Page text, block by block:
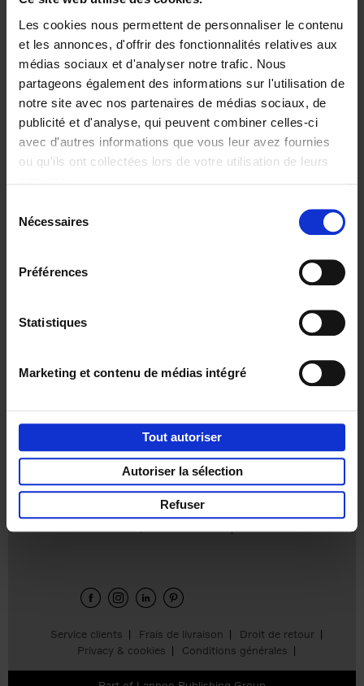
Les cookies nous permettent de personnaliser le contenu
et les annonces, d'offrir des fonctionnalités relatives aux
médias sociaux et d'analyser notre trafic. Nous
partageons également des informations sur l'utilisation de
notre site avec nos partenaires de médias sociaux, de
publicité et d'analyse, qui peuvent combiner celles-ci
avec d'autres informations que vous leur avez fournies
ou qu'ils ont collectées lors de votre utilisation de leurs
Nécessaires
Préférences
Statistiques
Marketing et contenu de médias intégré
Tout autoriser
Autoriser la sélection
Refuser
Digital marketing like a PRO -
completely revised edition
Clo Willaerts
Couverture souple
2022 226
€35,50
Content Marketing like a
Ajouter au panier
Service clients Frais de livraison
Droit de retour
Privacy & cookies
Conditions générales
Envie de bonnes idées de lecture, de